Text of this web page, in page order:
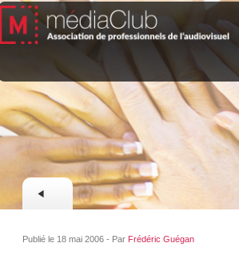
Publié le 18 mai 2006 - Par Frédéric Guégan